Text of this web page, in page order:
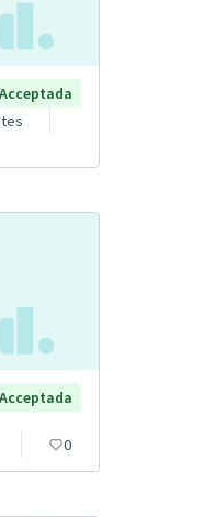
Acceptada
Acceptada
0